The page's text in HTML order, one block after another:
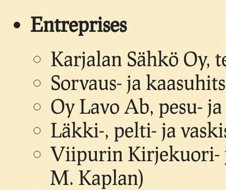
Entreprises
Karjalan Sähkö Oy,
Sorvaus- ja
Oy Lavo Ab, pesu-
Läkki-, pelti- ja
Viipurin Kirjekuori-
M. Kaplan)